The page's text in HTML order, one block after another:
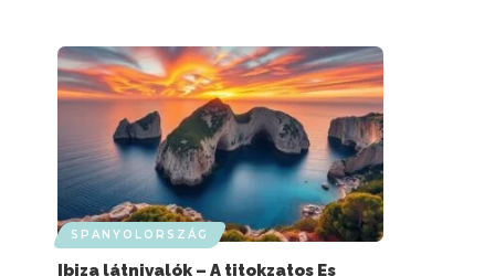
SPANYOLORSZÁG
Ibiza látnivalók – A titokzatos Es